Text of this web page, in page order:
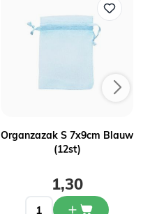
Organzazak S 7x9cm Blauw
(12st)
1,30